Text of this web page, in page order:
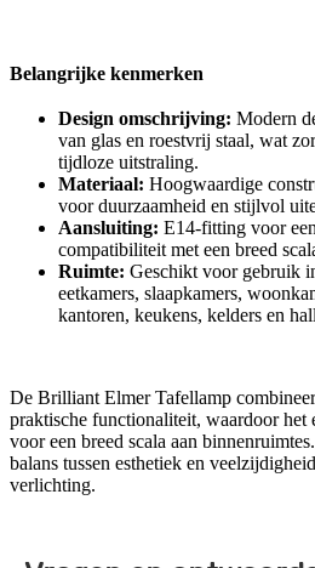
Belangrijke kenmerken
Design omschrijving: Modern
van glas en roestvrij staal, wat
tijdloze uitstraling.
Materiaal: Hoogwaardige
voor duurzaamheid en stijlvol
Aansluiting: E14-fitting voor
compatibiliteit met een breed
Ruimte: Geschikt voor gebruik
eetkamers, slaapkamers,
kantoren, keukens, kelders en
De Brilliant Elmer Tafellamp
praktische functionaliteit, waardoor het
voor een breed scala aan
balans tussen esthetiek en
verlichting.